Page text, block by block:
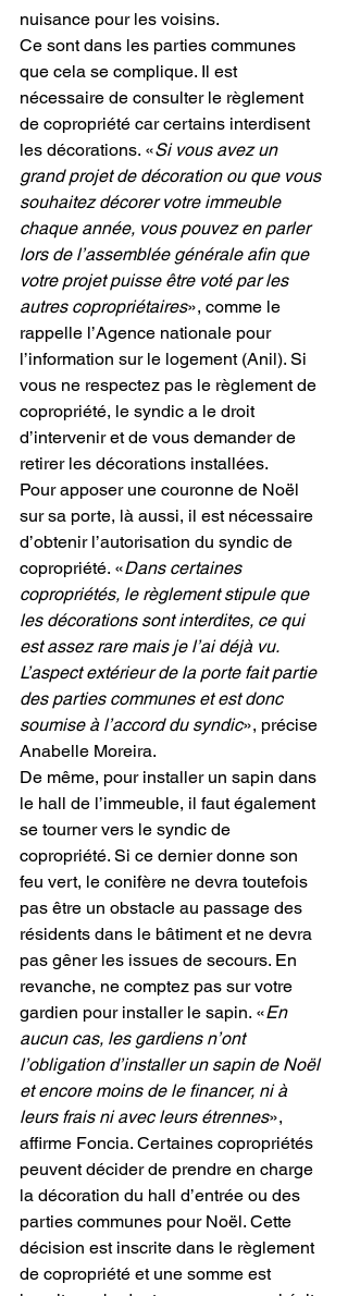
nuisance pour les voisins.
Ce sont dans les parties communes
que cela se complique. Il est
nécessaire de consulter le règlement
de copropriété car certains interdisent
les décorations. «Si vous avez un
grand projet de décoration ou que vous
souhaitez décorer votre immeuble
chaque année, vous pouvez en parler
lors de l’assemblée générale afin que
votre projet puisse être voté par les
autres copropriétaires», comme le
rappelle l’Agence nationale pour
l’information sur le logement (Anil). Si
vous ne respectez pas le règlement de
copropriété, le syndic a le droit
d’intervenir et de vous demander de
retirer les décorations installées.
Pour apposer une couronne de Noël
sur sa porte, là aussi, il est nécessaire
d’obtenir l’autorisation du syndic de
copropriété. «Dans certaines
copropriétés, le règlement stipule que
les décorations sont interdites, ce qui
est assez rare mais je l’ai déjà vu.
L’aspect extérieur de la porte fait partie
des parties communes et est donc
soumise à l’accord du syndic», précise
Anabelle Moreira.
De même, pour installer un sapin dans
le hall de l’immeuble, il faut également
se tourner vers le syndic de
copropriété. Si ce dernier donne son
feu vert, le conifère ne devra toutefois
pas être un obstacle au passage des
résidents dans le bâtiment et ne devra
pas gêner les issues de secours. En
revanche, ne comptez pas sur votre
gardien pour installer le sapin. «En
aucun cas, les gardiens n’ont
l’obligation d’installer un sapin de Noël
et encore moins de le financer, ni à
leurs frais ni avec leurs étrennes»,
affirme Foncia. Certaines copropriétés
peuvent décider de prendre en charge
la décoration du hall d’entrée ou des
parties communes pour Noël. Cette
décision est inscrite dans le règlement
de copropriété et une somme est